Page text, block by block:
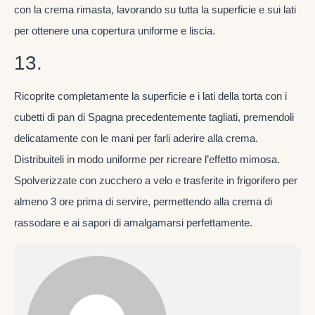
con la crema rimasta, lavorando su tutta la superficie e sui lati
per ottenere una copertura uniforme e liscia.
13.
Ricoprite completamente la superficie e i lati della torta con i
cubetti di pan di Spagna precedentemente tagliati, premendoli
delicatamente con le mani per farli aderire alla crema.
Distribuiteli in modo uniforme per ricreare l’effetto mimosa.
Spolverizzate con zucchero a velo e trasferite in frigorifero per
almeno 3 ore prima di servire, permettendo alla crema di
rassodare e ai sapori di amalgamarsi perfettamente.